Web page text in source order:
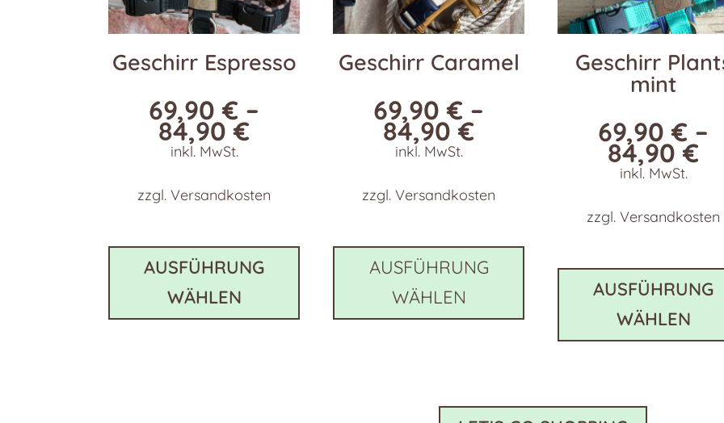
Geschirr Espresso
69,90€ –
84,90€
inkl. MwSt.
zzgl.Versandkosten
AUSFÜHRUNG
WÄHLEN
Varianten
Geschirr Caramel
69,90€ –
84,90€
inkl. MwSt.
zzgl.Versandkosten
AUSFÜHRUNG
WÄHLEN
Varianten
können
Geschirr
mint
69,90€ –
84,90€
inkl. MwSt.
zzgl.Versandkosten
AUSFÜHRUNG
WÄHLEN